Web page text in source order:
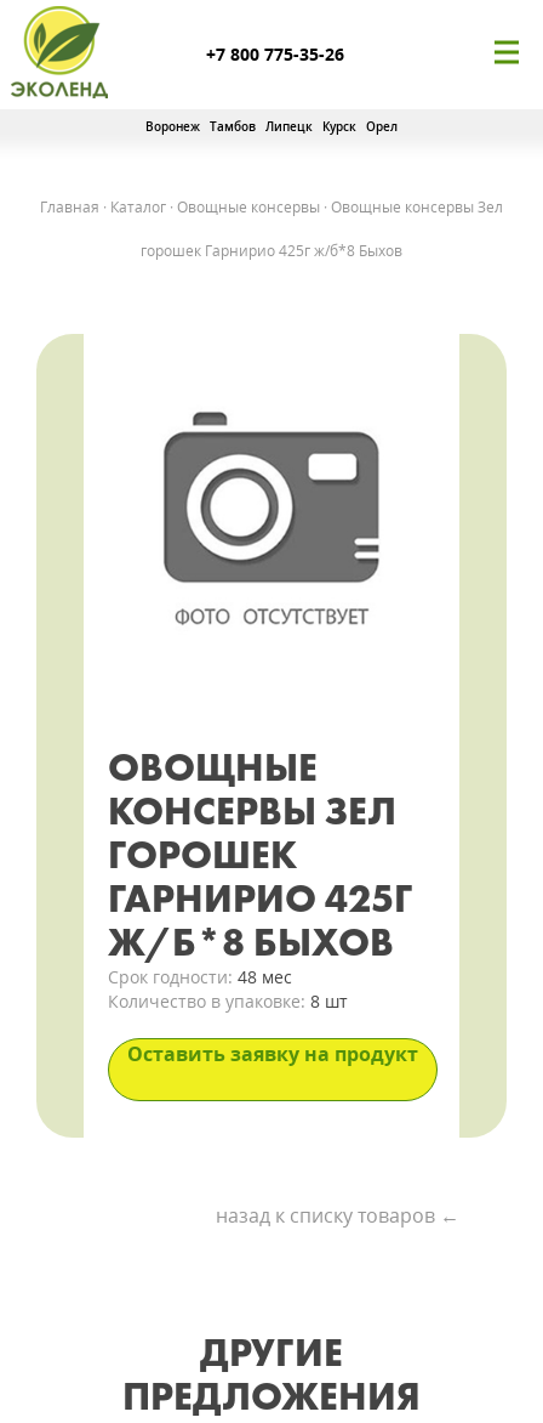
+7 800 775-35-26
Воронеж Тамбов Липецк Курск Орел
Главная · Каталог · Овощные консервы · Овощные консервы Зел
горошек Гарнирио 425г ж/б*8 Быхов
ОВОЩНЫЕ
КОНСЕРВЫ ЗЕЛ
ГОРОШЕК
ГАРНИРИО 425Г
Ж/Б*8 БЫХОВ
Срок годности: 48 мес
Количество в упаковке: 8 шт
Оставить заявку на продукт
назад к списку товаров ←
ДРУГИЕ
ПРЕДЛОЖЕНИЯ